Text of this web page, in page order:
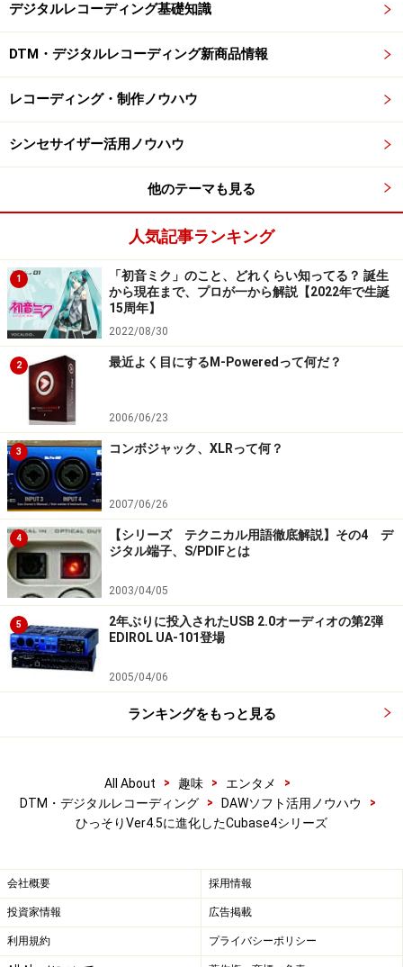
デジタルレコーディング基礎知識
DTM・デジタルレコーディング新商品情報
レコーディング・制作ノウハウ
シンセサイザー活用ノウハウ
他のテーマも見る
人気記事ランキング
1
「初音ミク」のこと、どれくらい知ってる？ 誕生
から現在まで、プロが一から解説【2022年で生誕
15周年】
2022/08/30
2 最近よく目にするM-Poweredって何だ？
2006/06/23
3 コンボジャック、XLRって何？
2007/06/26
4
【シリーズ テクニカル用語徹底解説】その4 デ
ジタル端子、S/PDIFとは
2003/04/05
5
2年ぶりに投入されたUSB 2.0オーディオの第2弾
EDIROL UA-101登場
2005/04/06
ランキングをもっと見る
All About > 趣味 > エンタメ
>
DTM・デジタルレコーディング
> DAWソフト活用ノウハウ
>
ひっそりVer4.5に進化したCubase4シリーズ
会社概要 採用情報
投資家情報 広告掲載
利用規約 プライバシーポリシー